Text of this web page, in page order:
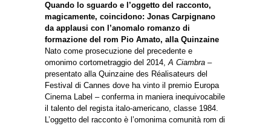
Quando lo sguardo e l’oggetto del racconto,
magicamente, coincidono: Jonas Carpignano
da applausi con l’anomalo romanzo di
formazione del rom Pio Amato, alla Quinzaine
Nato come prosecuzione del precedente e
omonimo cortometraggio del 2014,A Ciambra –
presentato alla Quinzaine des Réalisateurs del
Festival di Cannes dove ha vinto il premio Europa
Cinema Label – conferma in maniera inequivocabile
il talento del regista italo-americano, classe 1984.
L’oggetto del racconto è l’omonima comunità rom di